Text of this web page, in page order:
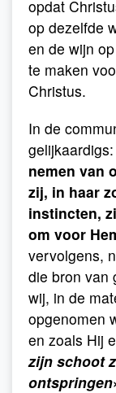
opdat
op dezelfde
en de wijn
te maken
Christus.
In de
gelijkaardigs:
nemen van
zij, in haar
instincten,
om voor
vervolgens,
die bron van
wij, in de
opgenomen
en zoals Hij
zijn schoot
ontspringen